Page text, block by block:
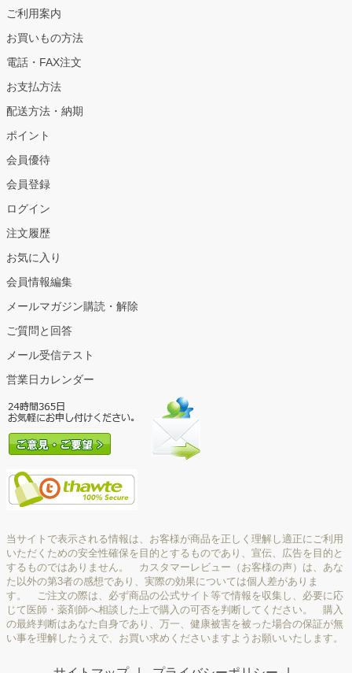
ご利用案内
お買いもの方法
電話・FAX注文
お支払方法
配送方法・納期
ポイント
会員優待
会員登録
ログイン
注文履歴
お気に入り
会員情報編集
メールマガジン購読・解除
ご質問と回答
メール受信テスト
営業日カレンダー
当サイトで表示される情報は、お客様が商品を正しく理解し適正にご利用
いただくための安全性確保を目的とするものであり、宣伝、広告を目的と
するものではありません。 カスタマーレビュー（お客様の声）は、あな
た以外の第3者の感想であり、実際の効果については個人差がありま
す。 ご注文の際は、必ず商品の公式サイト等で情報を収集し、必要に応
じて医師・薬剤師へ相談した上で購入の可否を判断してください。 購入
の最終判断はあなた自身であり、万一、健康被害を被った場合の保証が無
い事を理解したうえで、お買い求めくださいますようお願いいたします。